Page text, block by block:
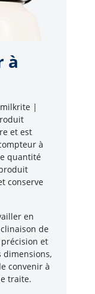
à
|
et est
à
quantité
conserve
en
de
et
dimensions,
convenir à
traite.